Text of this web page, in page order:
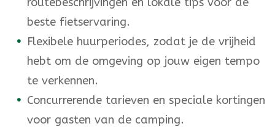
routebeschrijvingen en lokale tips voor de
beste fietservaring.
Flexibele huurperiodes, zodat je de vrijheid
hebt om de omgeving op jouw eigen tempo
te verkennen.
Concurrerende tarieven en speciale kortingen
voor gasten van de camping.